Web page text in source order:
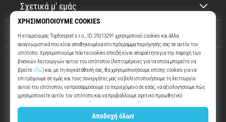
Top4Running.cy
Περισσότερα από 16 χρόνια σας παρακινούμε να βγείτε έξω και να
τρέξετε. Πιο γρήγορα. Μαζί μας. Κάθε μέρα.
Σχετικά μ' εμάς
Εξυπηρέτηση πελατών